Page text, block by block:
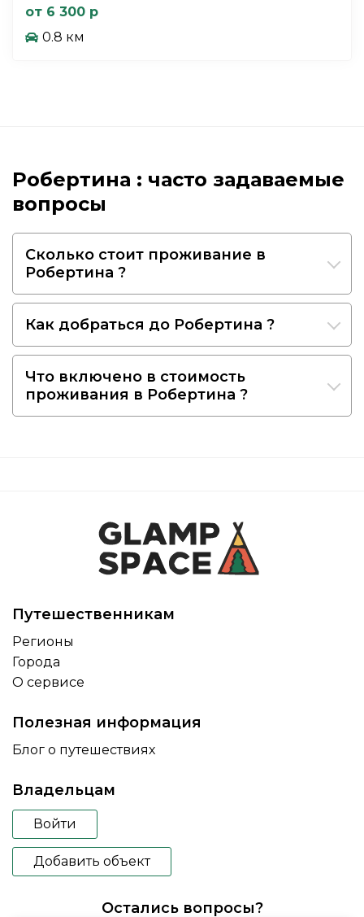
от 6 300 р
0.8 км
Робертина : часто задаваемые
вопросы
Сколько стоит проживание в
Робертина ?
Как добраться до Робертина ?
Что включено в стоимость
проживания в Робертина ?
Путешественникам
Регионы
Города
О сервисе
Полезная информация
Блог о путешествиях
Владельцам
Войти
Добавить объект
Остались вопросы?